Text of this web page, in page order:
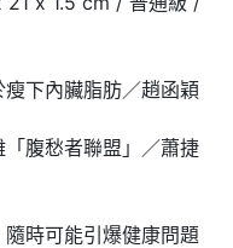
下內臟脂肪／趙函穎
腹愁者聯盟」／蕭捷
時可能引爆健康問題